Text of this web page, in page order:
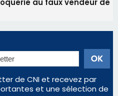
au faux vendeur de
de CNI et recevez par
et une sélection de